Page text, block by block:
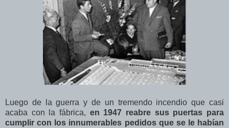
Luego de la guerra y de un tremendo incendio que casi
acaba con la fábrica, en 1947 reabre sus puertas para
cumplir con los innumerables pedidos que se le habían